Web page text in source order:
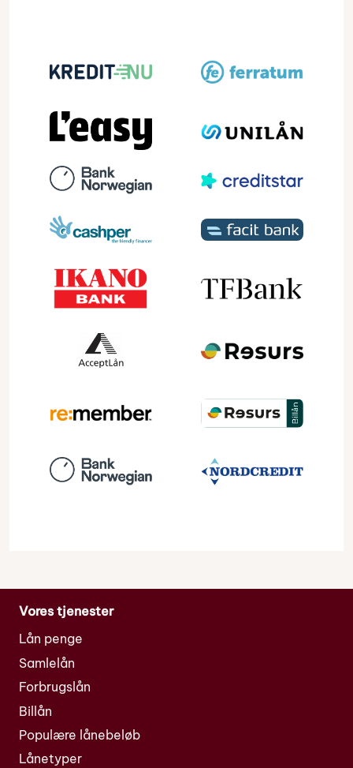
Vores tjenester
Lån penge
Samlelån
Forbrugslån
Billån
Populære lånebeløb
Lånetyper